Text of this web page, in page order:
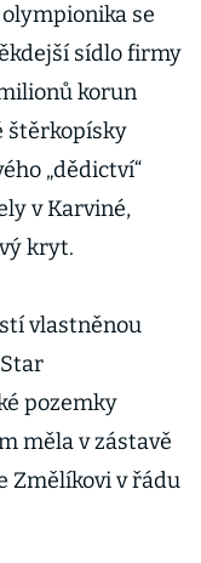
se
sídlo firmy
korun
štěrkopísky
„dědictví“
v Karviné,
kryt.
vlastněnou
pozemky
měla v zástavě
Změlíkovi v řádu